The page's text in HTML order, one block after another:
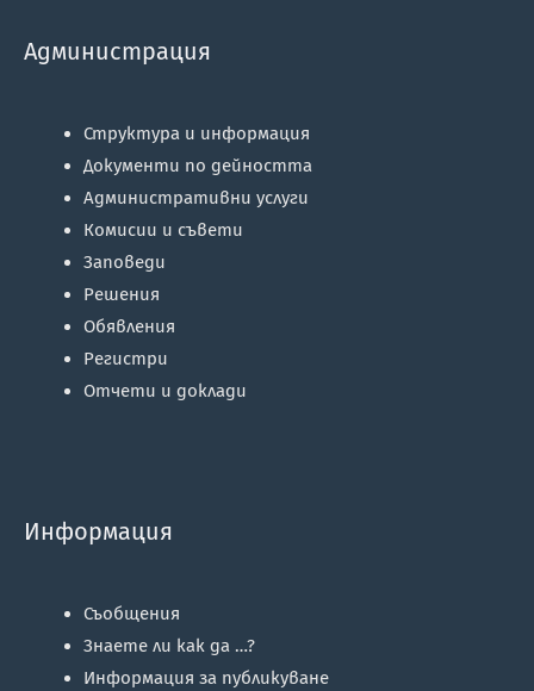
Администрация
Структура и информация
Документи по дейността
Административни услуги
Комисии и съвети
Заповеди
Решения
Обявления
Регистри
Отчети и доклади
Информация
Съобщения
Знаете ли как да …?
Информация за публикуване